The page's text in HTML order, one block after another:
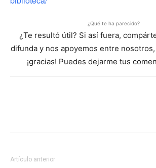
¿Qué te ha parecido?
¿Te resultó útil? Si así fuera,
difunda y nos apoyemos entre
¡gracias! Puedes dejarme tus
Artículo anterior